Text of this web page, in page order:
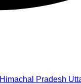
Himachal Pradesh